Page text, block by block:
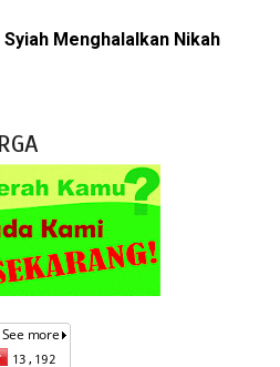
Menghalalkan Nikah